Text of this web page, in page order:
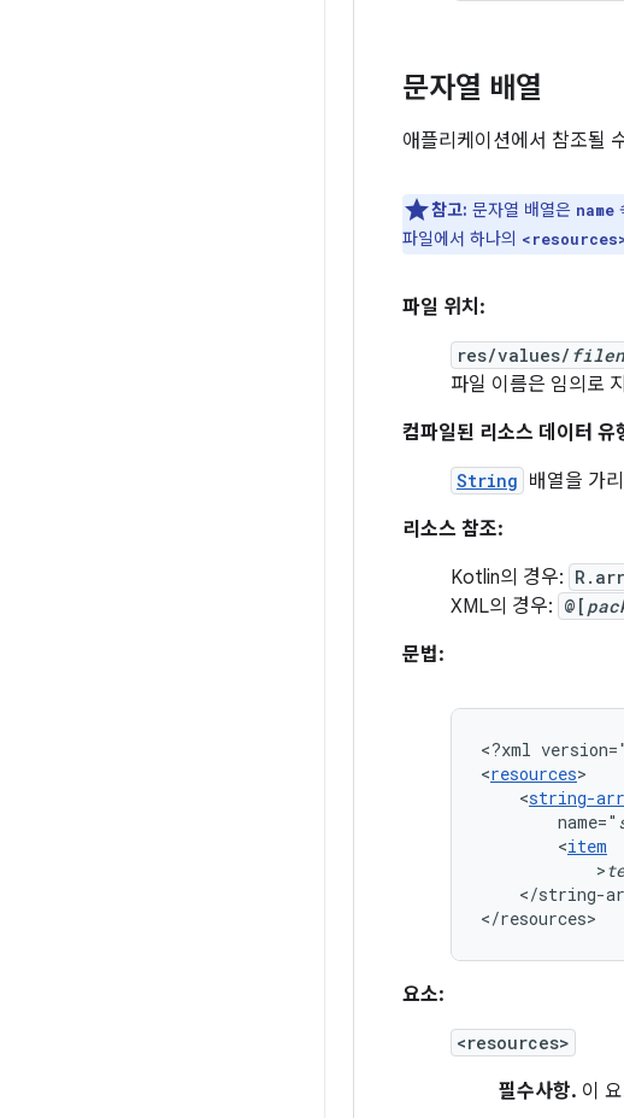
문자열 배열
애플리케이션에서 참조될
참고: 문자열 배열은 name
파일에서 하나의
파일 위치:
res/values/
파일 이름은 임의로
컴파일된 리소스 데이터 유
String 배열을 가
리소스 참조:
Kotlin의 경우:
XML의 경우: @[
문법:
<?xml
<resources
<string-
name="
<item
>
</string-
</resources>
요소:
<resources>
필수사항. 이